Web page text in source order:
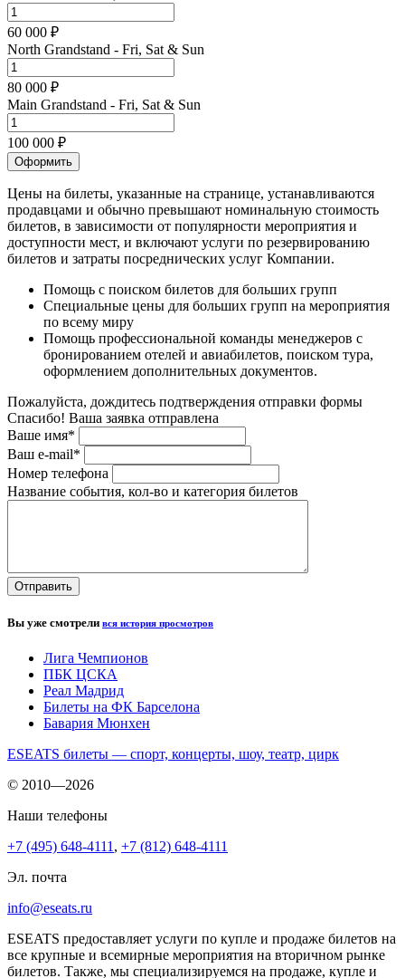
60 000 ₽
North Grandstand - Fri, Sat & Sun
80 000 ₽
Main Grandstand - Fri, Sat & Sun
100 000 ₽
Оформить
Цены на билеты, указанные на странице, устанавливаются
продавцами и обычно превышают номинальную стоимость
билетов, в зависимости от популярности мероприятия и
доступности мест, и включают услуги по резервированию
билетов и затраты посреднических услуг Компании.
Помощь с поиском билетов для больших групп
Специальные цены для больших групп на мероприятия
по всему миру
Помощь профессиональной команды менеджеров с
бронированием отелей и авиабилетов, поиском тура,
оформлением дополнительных документов.
Пожалуйста, дождитесь подтверждения отправки формы
Спасибо! Ваша заявка отправлена
Ваше имя*
Ваш e-mail*
Номер телефона
Название события, кол-во и категория билетов
Вы уже смотрели вся история просмотров
Лига Чемпионов
ПБК ЦСКА
Реал Мадрид
Билеты на ФК Барселона
Бавария Мюнхен
ESEATS билеты — спорт, концерты, шоу, театр, цирк
© 2010—2026
Наши телефоны
+7 (495) 648-4111 , +7 (812) 648-4111
Эл. почта
info@eseats.ru
ESEATS предоставляет услуги по купле и продаже билетов на
все крупные и всемирные мероприятия на вторичном рынке
билетов. Также, мы специализируемся на продаже, купле и